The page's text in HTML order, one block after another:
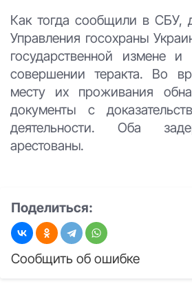
Как тогда сообщили в СБУ,
Управления госохраны
государственной измене и
совершении теракта. Во
месту их проживания
документы с
деятельности. Оба
арестованы.
Поделиться:
Сообщить об ошибке